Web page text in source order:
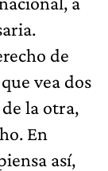
de
vea dos
la otra,
En
así,